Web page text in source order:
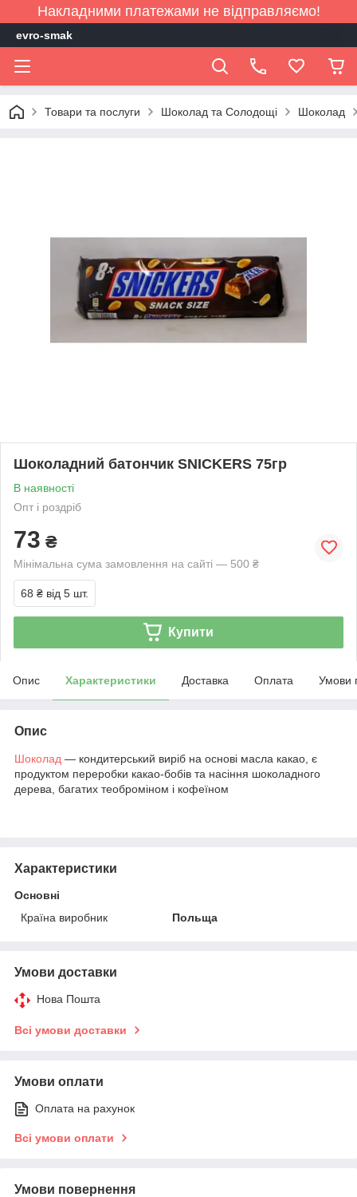
Накладними платежами не відправляємо!
evro-smak
Товари та послуги Шоколад та Солодощі Шоколад
Шоколадний батончик SNICKERS 75гр
В наявності
Опт і роздріб
73 ₴
Мінімальна сума замовлення на сайті — 500 ₴
68 ₴ від 5 шт.
Купити
Опис Характеристики Доставка Оплата Умови
Опис
Шоколад — кондитерський виріб на основі масла какао, є
продуктом переробки какао-бобів та насіння шоколадного
дерева, багатих теоброміном і кофеїном
Характеристики
Основні
Країна виробник
Польща
Умови доставки
Нова Пошта
Всі умови доставки
Умови оплати
Оплата на рахунок
Всі умови оплати
Умови повернення